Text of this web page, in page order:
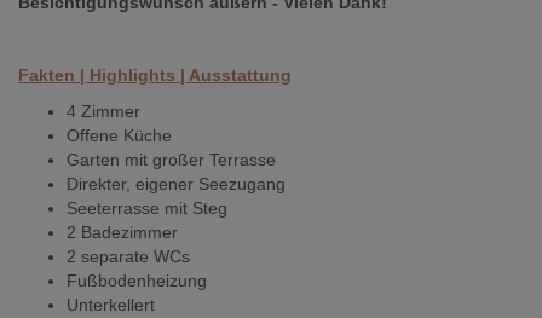
Fakten | Highlights | Ausstattung
4 Zimmer
Offene Küche
Garten mit großer Terrasse
Direkter, eigener Seezugang
Seeterrasse mit Steg
2 Badezimmer
2 separate WCs
Fußbodenheizung
Unterkellert